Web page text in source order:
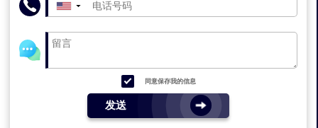
▼
同意保存我的信息
发送